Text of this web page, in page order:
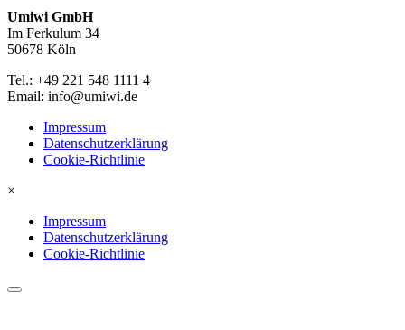
Umiwi GmbH
Im Ferkulum 34
50678 Köln
Tel.: +49 221 548 1111 4
Email: info@umiwi.de
Impressum
Datenschutzerklärung
Cookie-Richtlinie
×
Impressum
Datenschutzerklärung
Cookie-Richtlinie